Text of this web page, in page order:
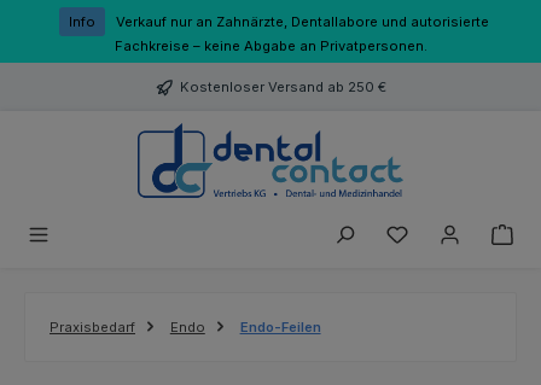
Zum Hauptinhalt springen
Info
Verkauf nur an Zahnärzte, Dentallabore und autorisierte
Fachkreise – keine Abgabe an Privatpersonen.
Kostenloser Versand ab 250 €
Du hast 0
Praxisbedarf Endo Endo-Feilen